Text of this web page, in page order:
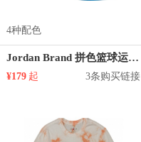
4种配色
Jordan Brand 拼色篮球运动短裤 889606
¥179 起 3条购买链接